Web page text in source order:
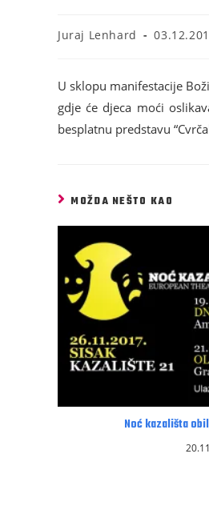
Juraj Lenhard
U sklopu manifestacije
gdje će djeca moći
besplatnu predstavu
MOŽDA NEŠTO KAO
Noć kazališta